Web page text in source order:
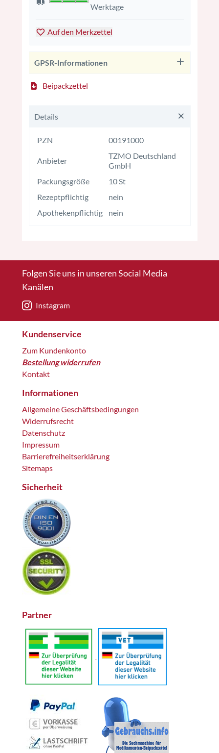
Werktage
Auf den Merkzettel
GPSR-Informationen
Beipackzettel
Details
PZN 00191000
Anbieter
TZMO Deutschland
GmbH
Packungsgröße
10 St
Rezeptpflichtig
nein
Apothekenpflichtig
nein
Folgen Sie uns in unseren Social Media
Kanälen
Instagram
Kundenservice
Zum Kundenkonto
Bestellung widerrufen
Kontakt
Informationen
Allgemeine Geschäftsbedingungen
Widerrufsrecht
Datenschutz
Impressum
Barrierefreiheitserklärung
Sitemaps
Sicherheit
Partner